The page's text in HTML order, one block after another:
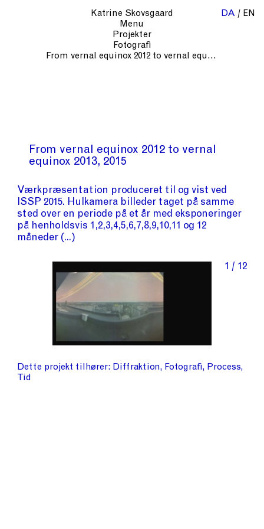
Katrine Skovsgaard
Menu
Projekter
Fotografi
From vernal equinox 2012 to vernal equinox 2013
DA EN
From vernal equinox 2012 to vernal
equinox 2013 2015
Værkpræsentation produceret til og vist ved
ISSP 2015. Hulkamera billeder taget på samme
sted over en periode på et år med eksponeringer
på henholdsvis 1,2,3,4,5,6,7,8,9,10,11 og 12
måneder
1 / 12
Dette projekt tilhører Diffraktion Fotografi
Process
Tid